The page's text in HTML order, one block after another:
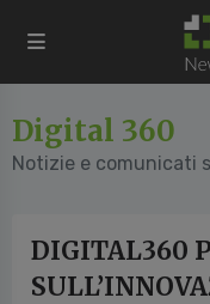
Digital 360
Notizie e comunicati
DIGITAL360